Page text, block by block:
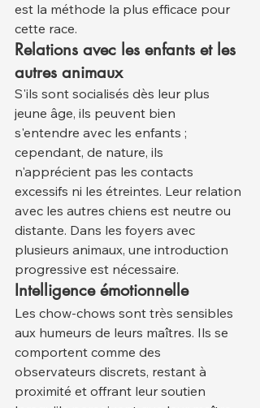
est la méthode la plus efficace pour
cette race.
Relations avec les enfants et les
autres animaux
S'ils sont socialisés dès leur plus
jeune âge, ils peuvent bien
s'entendre avec les enfants ;
cependant, de nature, ils
n'apprécient pas les contacts
excessifs ni les étreintes. Leur relation
avec les autres chiens est neutre ou
distante. Dans les foyers avec
plusieurs animaux, une introduction
progressive est nécessaire.
Intelligence émotionnelle
Les chow-chows sont très sensibles
aux humeurs de leurs maîtres. Ils se
comportent comme des
observateurs discrets, restant à
proximité et offrant leur soutien